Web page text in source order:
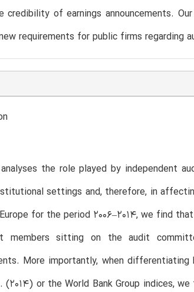
credibility of earnings announcements.
requirements for public firms regarding
the role played by independent
settings and, therefore, in
for the period 2006–2014, we find
members sitting on the audit
More importantly, when
(2014) or the World Bank Group indices,